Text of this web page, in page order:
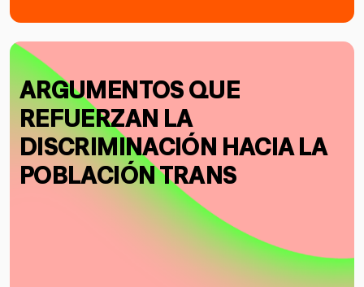
ARGUMENTOS QUE
REFUERZAN LA
DISCRIMINACIÓN HACIA LA
POBLACIÓN TRANS